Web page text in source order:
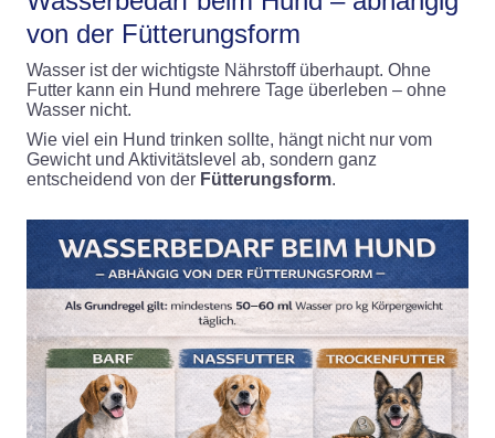
von der Fütterungsform
Wasser ist der wichtigste Nährstoff überhaupt. Ohne
Futter kann ein Hund mehrere Tage überleben – ohne
Wasser nicht.
Wie viel ein Hund trinken sollte, hängt nicht nur vom
Gewicht und Aktivitätslevel ab, sondern ganz
entscheidend von der Fütterungsform.